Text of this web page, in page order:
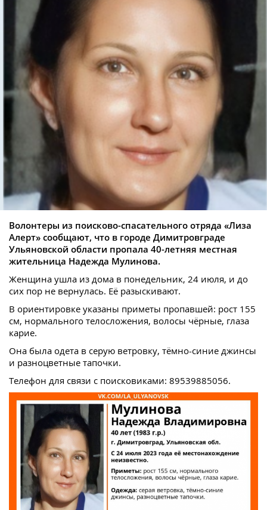
Волонтеры из поисково-спасательного отряда «Лиза
Алерт» сообщают, что в городе Димитровграде
Ульяновской области пропала 40-летняя местная
жительница Надежда Мулинова.
Женщина ушла из дома в понедельник, 24 июля, и до
сих пор не вернулась. Её разыскивают.
В ориентировке указаны приметы пропавшей: рост 155
см, нормального телосложения, волосы чёрные, глаза
карие.
Она была одета в серую ветровку, тёмно-синие джинсы
и разноцветные тапочки.
Телефон для связи с поисковиками: 89539885056.